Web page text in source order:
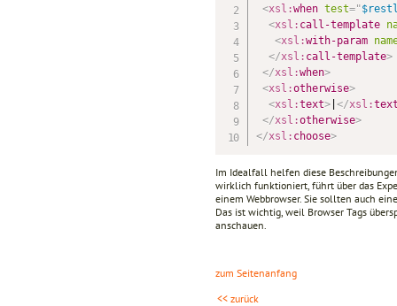
<xsl:when test="
<xsl: call-template
<xsl:with-param
</xsl: call-template>
</xsl:when>
<xsl:otherwise>
<xsl:text>| </xsl:
</xsl:otherwise>
</xsl: choose>
Im Idealfall helfen diese
wirklich funktioniert, führt über das
einem Webbrowser. Sie sollten auch
Das ist wichtig, weil Browser Tags
anschauen.
zum Seitenanfang
<< zurück